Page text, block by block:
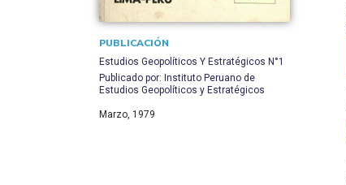
PUBLICACIÓN
Estudios Geopolíticos Y Estratégicos N°1
Publicado por: Instituto Peruano de
Estudios Geopolíticos y Estratégicos
Marzo, 1979